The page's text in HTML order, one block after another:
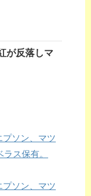
が反落しマ
ソン、マツ
ス保有。
ソン、マツ